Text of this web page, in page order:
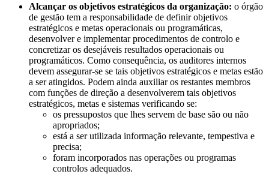
Alcançar os objetivos estratégicos da organização: o órgão
de gestão tem a responsabilidade de definir objetivos
estratégicos e metas operacionais ou programáticas,
desenvolver e implementar procedimentos de controlo e
concretizar os desejáveis resultados operacionais ou
programáticos. Como consequência, os auditores internos
devem assegurar-se se tais objetivos estratégicos e metas estão
a ser atingidos. Podem ainda auxiliar os restantes membros
com funções de direção a desenvolverem tais objetivos
estratégicos, metas e sistemas verificando se:
os pressupostos que lhes servem de base são ou não
apropriados;
está a ser utilizada informação relevante, tempestiva e
precisa;
foram incorporados nas operações ou programas
controlos adequados.